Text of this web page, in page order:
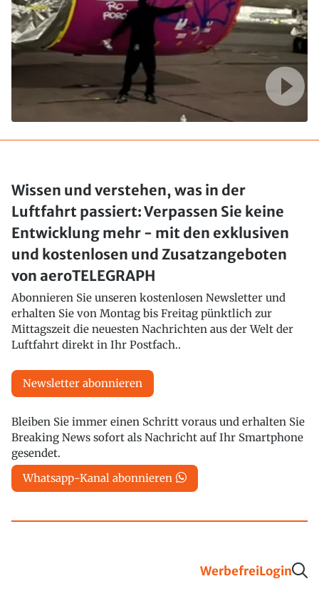
Wissen und verstehen, was in der
Luftfahrt passiert: Verpassen Sie keine
Entwicklung mehr - mit den exklusiven
und kostenlosen und Zusatzangeboten
von aeroTELEGRAPH
Abonnieren Sie unseren kostenlosen Newsletter und
erhalten Sie von Montag bis Freitag pünktlich zur
Mittagszeit die neuesten Nachrichten aus der Welt der
Luftfahrt direkt in Ihr Postfach..
Newsletter abonnieren
Bleiben Sie immer einen Schritt voraus und erhalten Sie
Breaking News sofort als Nachricht auf Ihr Smartphone
gesendet.
Whatsapp-Kanal abonnieren
WerbefreiLogin